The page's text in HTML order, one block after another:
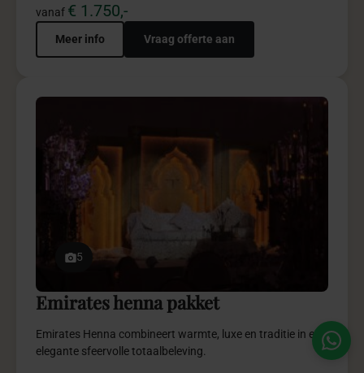
vanaf € 1.750,-
Meer info Vraag offerte aan
5
Emirates henna pakket
Emirates Henna combineert warmte, luxe en traditie in een
elegante sfeervolle totaalbeleving.